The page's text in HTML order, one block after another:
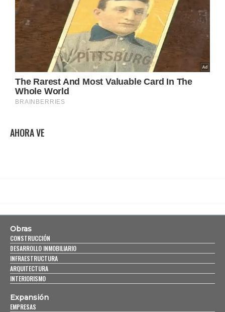
AHORA VE
Obras
CONSTRUCCIÓN
DESARROLLO INMOBILIARIO
INFRAESTRUCTURA
ARQUITECTURA
INTERIORISMO
Expansión
EMPRESAS